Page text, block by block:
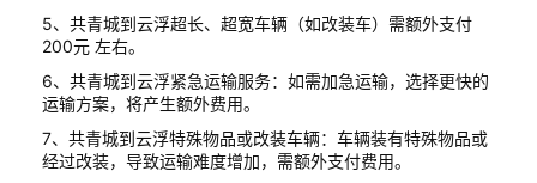
5、共青城到云浮超长、超宽车辆（如改装车）需额外支付
200元 左右。
6、共青城到云浮紧急运输服务：如需加急运输，选择更快的
运输方案，将产生额外费用。
7、共青城到云浮特殊物品或改装车辆：车辆装有特殊物品或
经过改装，导致运输难度增加，需额外支付费用。